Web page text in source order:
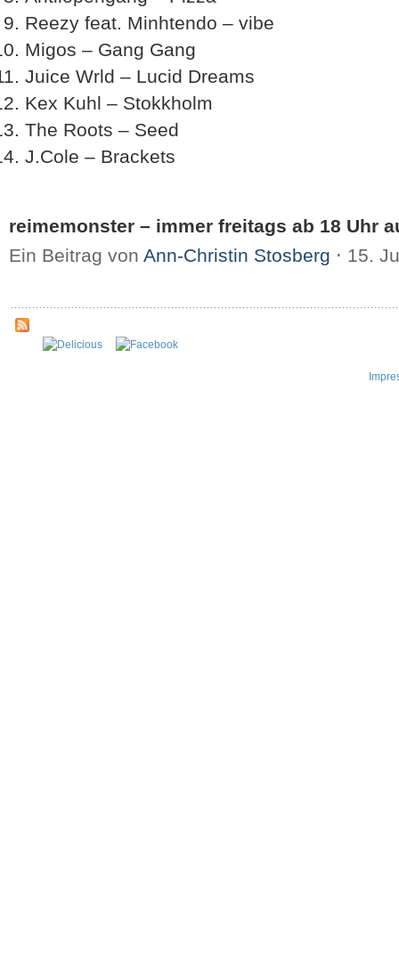
Reezy feat. Minhtendo – vibe
Migos – Gang Gang
Juice Wrld – Lucid Dreams
Kex Kuhl – Stokkholm
The Roots – Seed
J.Cole – Brackets
reimemonster – immer freitags ab 18 Uhr
Ein Beitrag von Ann-Christin Stosberg ⋅ 15.